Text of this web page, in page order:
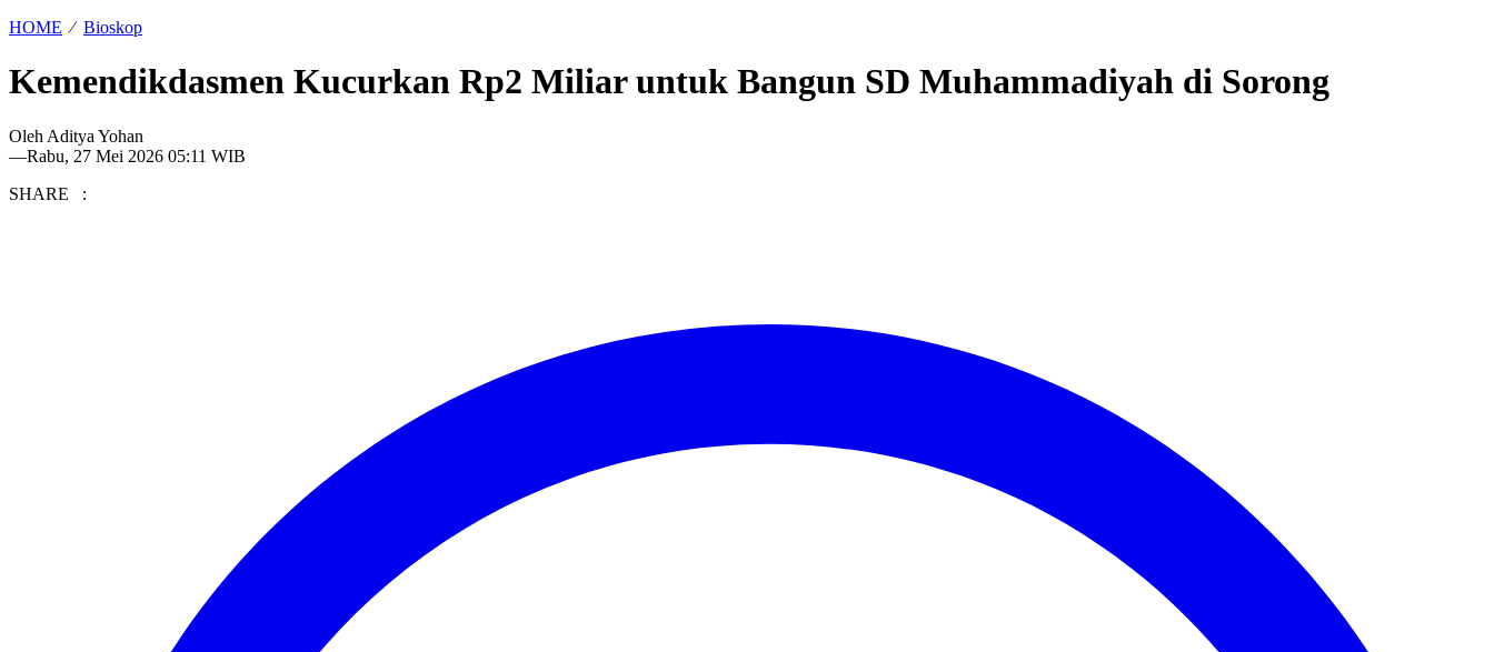
HOME ⁄ Bioskop
Kemendikdasmen Kucurkan Rp2 Miliar untuk Bangun SD Muhammadiyah di Sorong
Oleh Aditya Yohan
—Rabu, 27 Mei 2026 05:11 WIB
SHARE :